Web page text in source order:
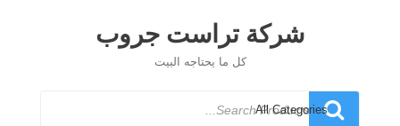
شركة تراست جروب
كل ما يحتاجه البيت
Search
for